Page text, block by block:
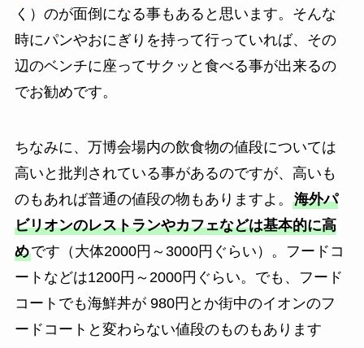
く）のが面倒になる事もあると思います。そんな
時にパンやおにぎりを持って行っていれば、その
辺のベンチに座ってサクッと食べる事が出来るの
でお勧めです。
ちなみに、万博会場内の飲食物の値段については
高いと批判されている事があるのですが、高いも
のもあれば普通の値段の物もありますよ。 海外パ
ビリオンのレストランやカフェなどは基本的に高
めです（大体2000円～3000円ぐらい）。フードコ
ートなどは1200円～2000円ぐらい。でも、フード
コートでも海鮮丼が 980円とか街中のイオンのフ
ードコートと変わらない値段のものもあります